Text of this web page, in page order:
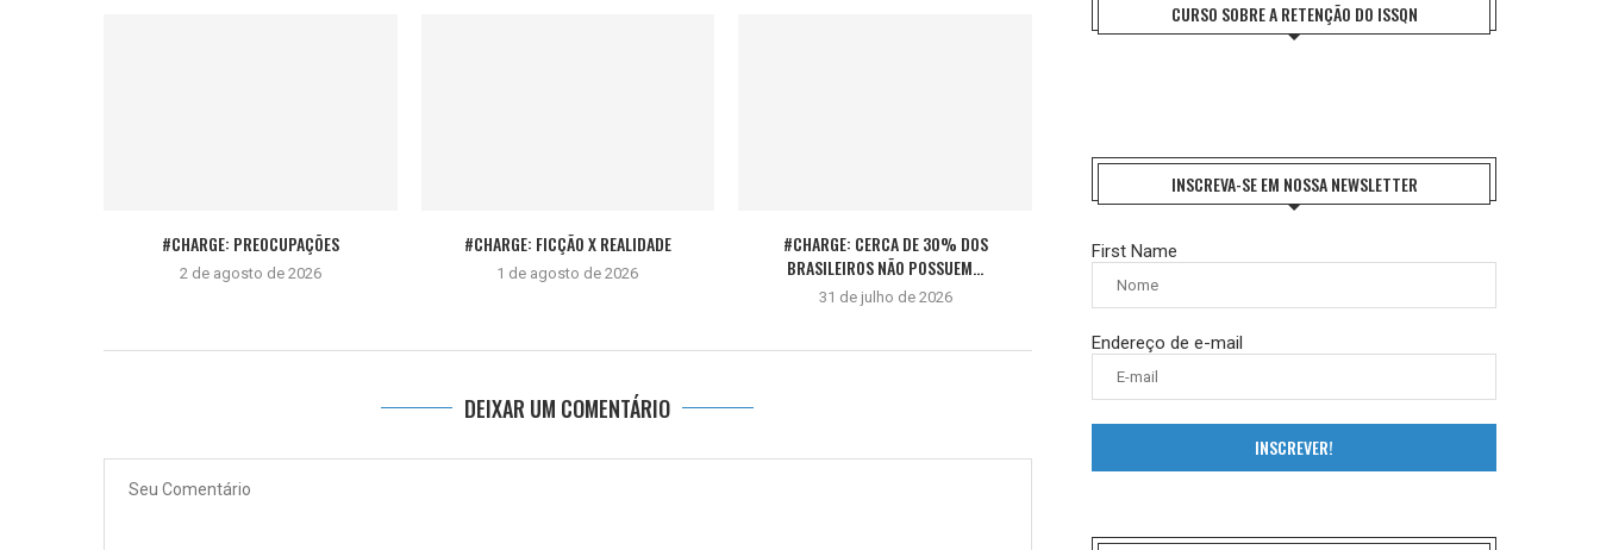
#CHARGE: PREOCUPAÇÕES
2 de agosto de 2026
#CHARGE: FICÇÃO X REALIDADE
1 de agosto de 2026
#CHARGE: CERCA DE 30% DOS
BRASILEIROS NÃO POSSUEM...
31 de julho de 2026
DEIXAR UM COMENTÁRIO
CURSO SOBRE A RETENÇÃO DO ISSQN
INSCREVA-SE EM NOSSA NEWSLETTER
First Name
Endereço de e-mail
INSCREVER!